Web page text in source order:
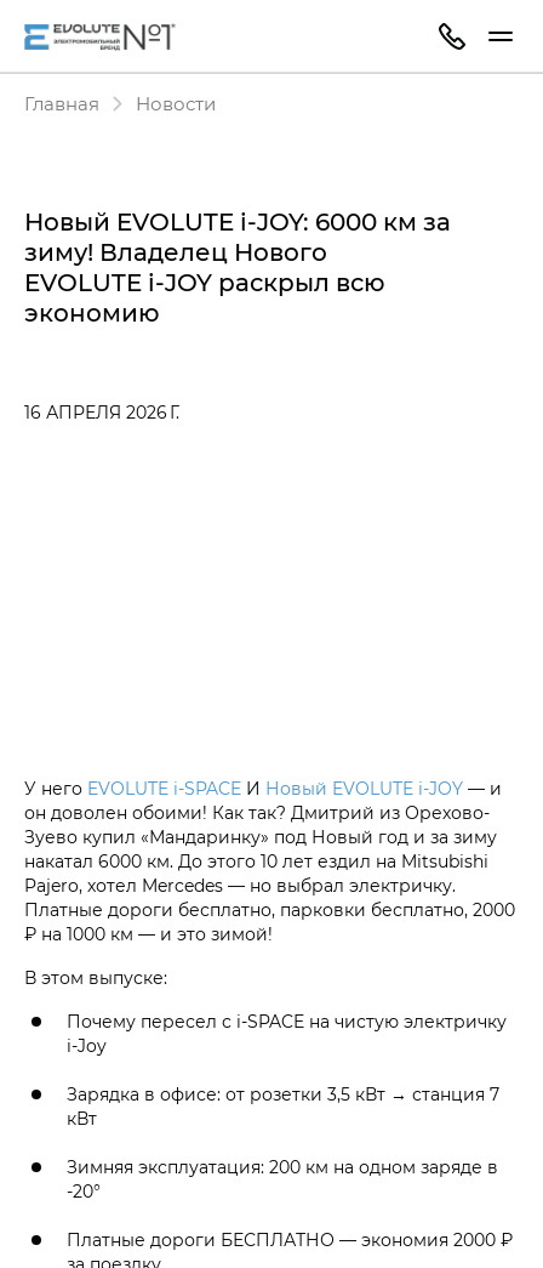
Главная Новости
Новый EVOLUTE i‑JOY: 6000 км за
зиму! Владелец Нового
EVOLUTE i‑JOY раскрыл всю
экономию
16 АПРЕЛЯ 2026 Г.
У него EVOLUTE i‑SPACE И Новый EVOLUTE i‑JOY — и
он доволен обоими! Как так? Дмитрий из Орехово-
Зуево купил «Мандаринку» под Новый год и за зиму
накатал 6000 км. До этого 10 лет ездил на Mitsubishi
Pajero, хотел Mercedes — но выбрал электричку.
Платные дороги бесплатно, парковки бесплатно, 2000
₽ на 1000 км — и это зимой!
В этом выпуске:
Почему пересел с i‑SPACE на чистую электричку
i-Joy
Зарядка в офисе: от розетки 3,5 кВт → станция 7
кВт
Зимняя эксплуатация: 200 км на одном заряде в
-20°
Платные дороги БЕСПЛАТНО — экономия 2000 ₽
за поездку